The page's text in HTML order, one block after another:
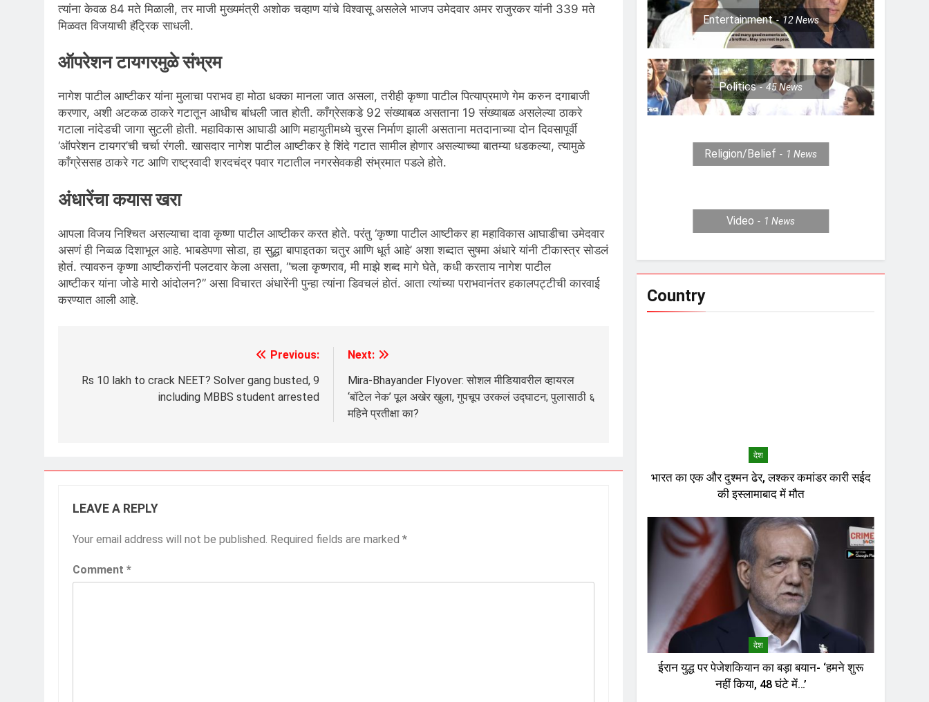
त्यांना केवळ 84 मते मिळाली, तर माजी मुख्यमंत्री अशोक चव्हाण यांचे विश्वासू असलेले भाजप उमेदवार अमर राजुरकर यांनी 339 मते
मिळवत विजयाची हॅट्रिक साधली.
ऑपरेशन टायगरमुळे संभ्रम
नागेश पाटील आष्टीकर यांना मुलाचा पराभव हा मोठा धक्का मानला जात असला, तरीही कृष्णा पाटील पित्याप्रमाणे गेम करुन दगाबाजी
करणार, अशी अटकळ ठाकरे गटातून आधीच बांधली जात होती. काँग्रेसकडे 92 संख्याबळ असताना 19 संख्याबळ असलेल्या ठाकरे
गटाला नांदेडची जागा सुटली होती. महाविकास आघाडी आणि महायुतीमध्ये चुरस निर्माण झाली असताना मतदानाच्या दोन दिवसापूर्वी
‘ऑपरेशन टायगर’ची चर्चा रंगली. खासदार नागेश पाटील आष्टीकर हे शिंदे गटात सामील होणार असल्याच्या बातम्या धडकल्या, त्यामुळे
काँग्रेससह ठाकरे गट आणि राष्ट्रवादी शरदचंद्र पवार गटातील नगरसेवकही संभ्रमात पडले होते.
अंधारेंचा कयास खरा
आपला विजय निश्चित असल्याचा दावा कृष्णा पाटील आष्टीकर करत होते. परंतु ‘कृष्णा पाटील आष्टीकर हा महाविकास आघाडीचा उमेदवार
असणं ही निव्वळ दिशाभूल आहे. भाबडेपणा सोडा, हा सुद्धा बापाइतका चतुर आणि धूर्त आहे’ अशा शब्दात सुषमा अंधारे यांनी टीकास्त्र सोडलं
होतं. त्यावरुन कृष्णा आष्टीकरांनी पलटवार केला असता, “चला कृष्णराव, मी माझे शब्द मागे घेते, कधी करताय नागेश पाटील
आष्टीकर यांना जोडे मारो आंदोलन?” असा विचारत अंधारेंनी पुन्हा त्यांना डिवचलं होतं. आता त्यांच्या पराभवानंतर हकालपट्टीची कारवाई
करण्यात आली आहे.
navigation
Previous:
Rs 10 lakh to crack NEET? Solver gang busted, 9
including MBBS student arrested
Next:
Mira-Bhayander Flyover: सोशल मीडियावरील व्हायरल
‘बॉटेल नेक’ पूल अखेर खुला, गुपचूप उरकलं उद्घाटन; पुलासाठी ६
महिने प्रतीक्षा का?
LEAVE A REPLY
Your email address will not be published. Required fields are marked *
Comment *
Entertainment 12News
Politics 45News
Religion/Belief 1News
Video 1News
Country
देश
भारत का एक और दुश्मन ढेर, लश्कर कमांडर कारी सईद
की इस्लामाबाद में मौत
देश
ईरान युद्ध पर पेजेशकियान का बड़ा बयान- ‘हमने शुरू
नहीं किया, 48 घंटे में…’